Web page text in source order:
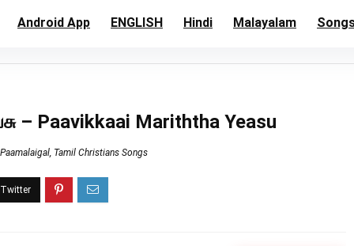
Android App ENGLISH Hindi Malayalam
– Paavikkaai Mariththa Yeasu
Paamalaigal, Tamil Christians Songs